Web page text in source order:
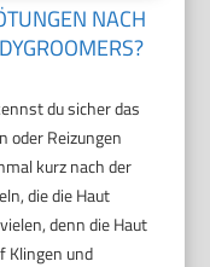
NACH
du sicher das
oder Reizungen
kurz nach der
die die Haut
denn die Haut
Klingen und